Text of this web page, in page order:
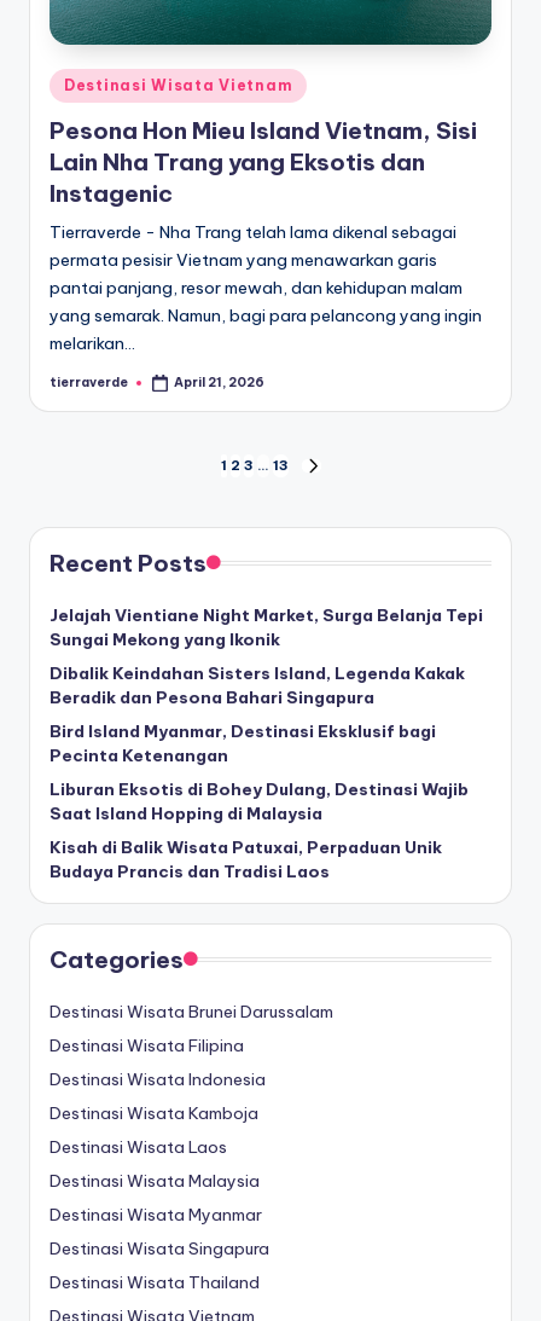
Posted
in
Destinasi Wisata Vietnam
Pesona Hon Mieu Island Vietnam, Sisi
Lain Nha Trang yang Eksotis dan
Instagenic
Tierraverde - Nha Trang telah lama dikenal sebagai
permata pesisir Vietnam yang menawarkan garis
pantai panjang, resor mewah, dan kehidupan malam
yang semarak. Namun, bagi para pelancong yang ingin
melarikan…
Posted
tierraverde April 21, 2026
pagination
1 2 3 … 13
Recent Posts
Jelajah Vientiane Night Market, Surga Belanja Tepi
Sungai Mekong yang Ikonik
Dibalik Keindahan Sisters Island, Legenda Kakak
Beradik dan Pesona Bahari Singapura
Bird Island Myanmar, Destinasi Eksklusif bagi
Pecinta Ketenangan
Liburan Eksotis di Bohey Dulang, Destinasi Wajib
Saat Island Hopping di Malaysia
Kisah di Balik Wisata Patuxai, Perpaduan Unik
Budaya Prancis dan Tradisi Laos
Categories
Destinasi Wisata Brunei Darussalam
Destinasi Wisata Filipina
Destinasi Wisata Indonesia
Destinasi Wisata Kamboja
Destinasi Wisata Laos
Destinasi Wisata Malaysia
Destinasi Wisata Myanmar
Destinasi Wisata Singapura
Destinasi Wisata Thailand
Destinasi Wisata Vietnam